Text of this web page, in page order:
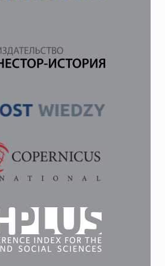
АСПЕКТЫ
И
ДИЛЕММА